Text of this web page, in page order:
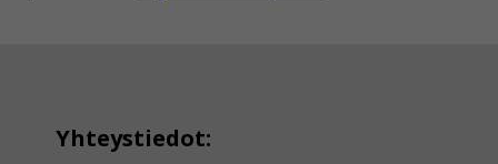
Yhteystiedot: